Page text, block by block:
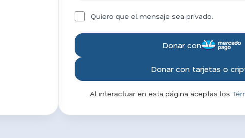
Quiero que el mensaje sea privado.
Donar con
Donar con tarjetas o
Al interactuar en esta página aceptas los